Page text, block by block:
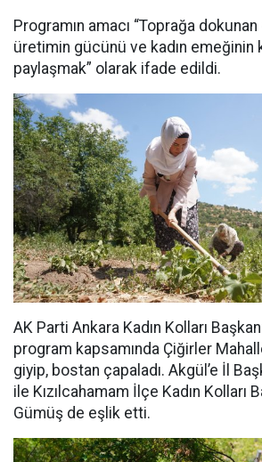
Programın amacı “Toprağa
üretimin gücünü ve kadın emeğinin
paylaşmak” olarak ifade edildi.
AK Parti Ankara Kadın Kolları
program kapsamında Çiğirler
giyip, bostan çapaladı. Akgül’e İl
ile Kızılcahamam İlçe Kadın Kolları
Gümüş de eşlik etti.